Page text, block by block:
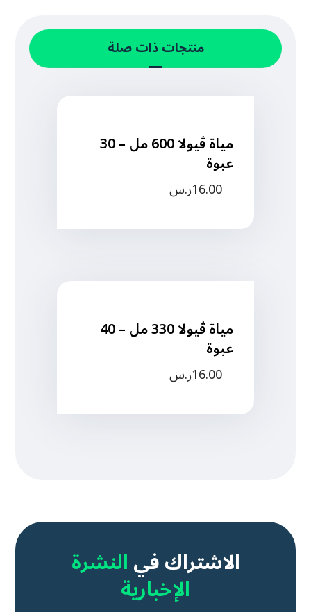
منتجات ذات صلة
مياة ڤيولا 600 مل – 30
عبوة
16.00ر.س
مياة ڤيولا 330 مل – 40
عبوة
16.00ر.س
الاشتراك فيالنشرة
الإخبارية